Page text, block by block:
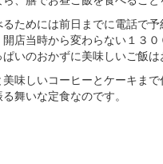
ためには前日までに電話で
店当時から変わらない１３
いのおかずに美味しいご飯は
味しいコーヒーとケーキまで
舞いな定食なのです。